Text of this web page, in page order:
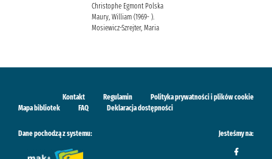
Christophe Egmont Polska
Maury, William (1969- ).
Mosiewicz-Szrejter, Maria
Kontakt Regulamin
Polityka prywatności i plików cookie
Mapa bibliotek
FAQ Deklaracja dostępności
Dane pochodzą z systemu: Jesteśmy na: